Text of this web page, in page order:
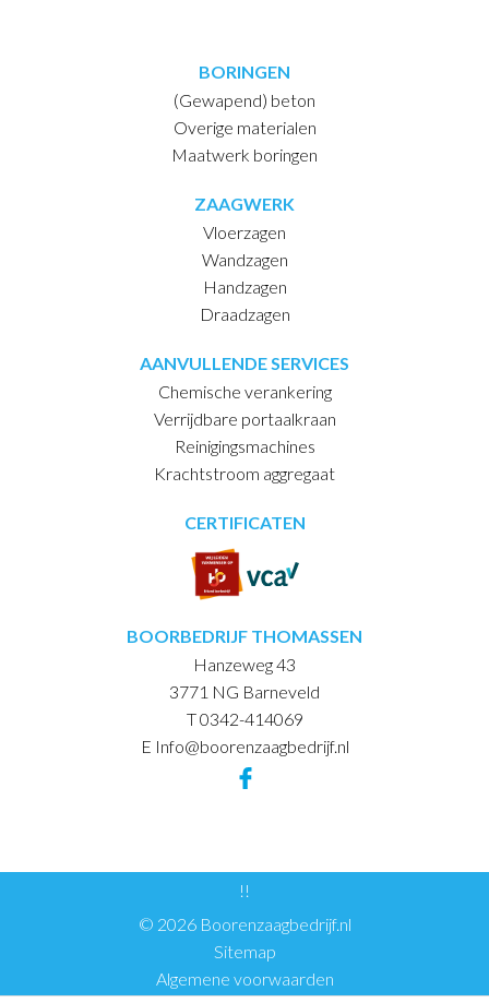
BORINGEN
(Gewapend) beton
Overige materialen
Maatwerk boringen
ZAAGWERK
Vloerzagen
Wandzagen
Handzagen
Draadzagen
AANVULLENDE SERVICES
Chemische verankering
Verrijdbare portaalkraan
Reinigingsmachines
Krachtstroom aggregaat
CERTIFICATEN
BOORBEDRIJF THOMASSEN
Hanzeweg 43
3771 NG Barneveld
T 0342-414069
E Info@boorenzaagbedrijf.nl
!!
© 2026 Boorenzaagbedrijf.nl
Sitemap
Algemene voorwaarden